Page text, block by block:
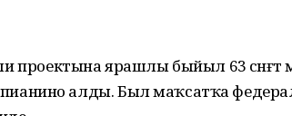
проектына ярашлы быйыл 63 сәнғәт
алды. Был маҡсатҡа